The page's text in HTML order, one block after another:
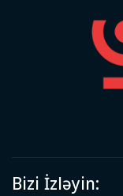
Bizi İzləyin: